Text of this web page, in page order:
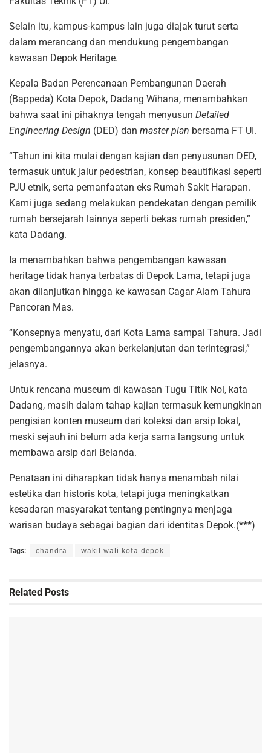
Selain itu, kampus-kampus lain juga diajak turut serta
dalam merancang dan mendukung pengembangan
kawasan Depok Heritage.
Kepala Badan Perencanaan Pembangunan Daerah
(Bappeda) Kota Depok, Dadang Wihana, menambahkan
bahwa saat ini pihaknya tengah menyusun Detailed
Engineering Design (DED) dan master plan bersama FT UI.
“Tahun ini kita mulai dengan kajian dan penyusunan DED,
termasuk untuk jalur pedestrian, konsep beautifikasi seperti
PJU etnik, serta pemanfaatan eks Rumah Sakit Harapan.
Kami juga sedang melakukan pendekatan dengan pemilik
rumah bersejarah lainnya seperti bekas rumah presiden,”
kata Dadang.
Ia menambahkan bahwa pengembangan kawasan
heritage tidak hanya terbatas di Depok Lama, tetapi juga
akan dilanjutkan hingga ke kawasan Cagar Alam Tahura
Pancoran Mas.
“Konsepnya menyatu, dari Kota Lama sampai Tahura. Jadi
pengembangannya akan berkelanjutan dan terintegrasi,”
jelasnya.
Untuk rencana museum di kawasan Tugu Titik Nol, kata
Dadang, masih dalam tahap kajian termasuk kemungkinan
pengisian konten museum dari koleksi dan arsip lokal,
meski sejauh ini belum ada kerja sama langsung untuk
membawa arsip dari Belanda.
Penataan ini diharapkan tidak hanya menambah nilai
estetika dan historis kota, tetapi juga meningkatkan
kesadaran masyarakat tentang pentingnya menjaga
warisan budaya sebagai bagian dari identitas Depok.(***)
Tags: chandra wakil wali kota depok
Related Posts